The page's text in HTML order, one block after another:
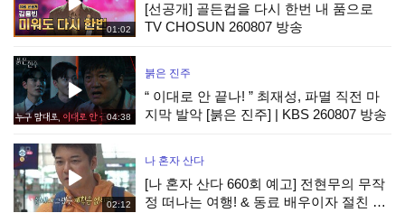
01:02
[선공개] 골든컵을 다시 한번 내 품으로
TV CHOSUN 260807 방송
04:38
붉은 진주
“ 이대로 안 끝나! ” 최재성, 파멸 직전 마
지막 발악 [붉은 진주] | KBS 260807 방송
02:12
나 혼자 산다
[나 혼자 산다 660회 예고] 전현무의 무작
정 떠나는 여행! & 동료 배우이자 절친 현